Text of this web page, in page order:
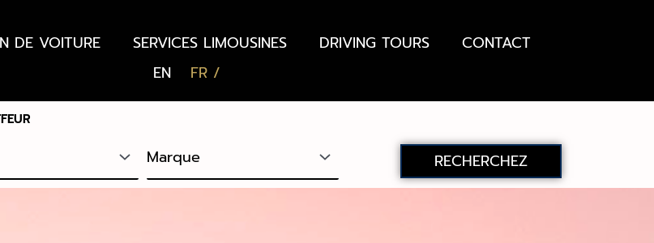
DE VOITURE SERVICES LIMOUSINES DRIVING TOURS
CONTACT
EN
FR
RECHERCHEZ